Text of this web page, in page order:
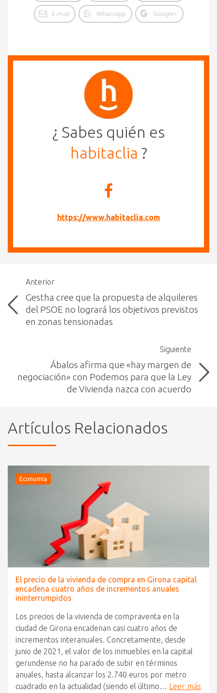
E-mail Whatsapp Google+
¿ Sabes quién es
habitaclia ?
https://www.habitaclia.com
Anterior
Gestha cree que la propuesta de alquileres
del PSOE no logrará los objetivos previstos
en zonas tensionadas
Siguiente
Ábalos afirma que «hay margen de
negociación» con Podemos para que la Ley
de Vivienda nazca con acuerdo
Artículos Relacionados
Economía
El precio de la vivienda de compra en Girona capital
encadena cuatro años de incrementos anuales
ininterrumpidos
Los precios de la vivienda de compraventa en la
ciudad de Girona encadenan casi cuatro años de
incrementos interanuales. Concretamente, desde
junio de 2021, el valor de los inmuebles en la capital
gerundense no ha parado de subir en términos
anuales, hasta alcanzar los 2.740 euros por metro
cuadrado en la actualidad (siendo el último…
Leer más